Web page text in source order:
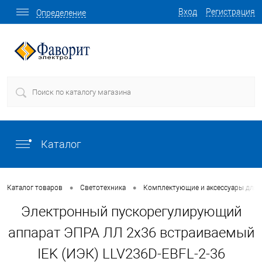
Вход Регистрация
Определение
Каталог
Каталог товаров • Светотехника • Комплектующие и аксессуары для
Электронный пускорегулирующий
аппарат ЭПРА ЛЛ 2х36 встраиваемый
IEK (ИЭК) LLV236D-EBFL-2-36